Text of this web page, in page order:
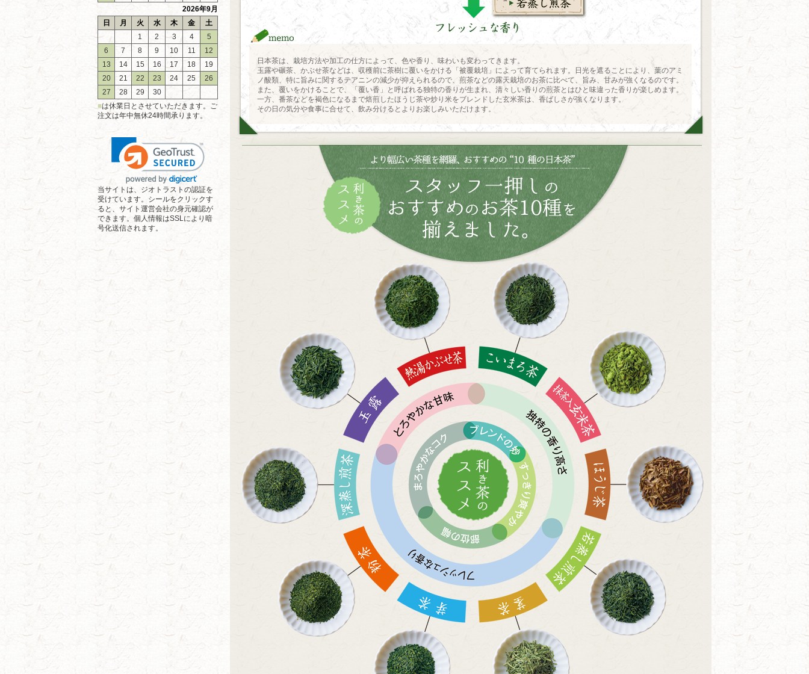
2026年9月
日
月 火 水 木 金
土
1
2 3 4
5
6
7 8 9 10 11
12
13
14 15 16 17 18
19
20
21 22 23 24 25
26
27
28 29
30
■は休業日とさせていただきます。ご
注文は年中無休24時間承ります。
当サイトは、ジオトラストの認証を
受けています。シールをクリックす
ると、サイト運営会社の身元確認が
できます。個人情報はSSLにより暗
号化送信されます。
日本茶は、栽培方法や加工の仕方によって、色や香り、味わいも変わってきます。
玉露や碾茶、かぶせ茶などは、収穫前に茶樹に覆いをかける「被覆栽培」によって育てられます。日光を遮ることにより、葉のアミ
ノ酸類、特に旨みに関するテアニンの減少が抑えられるので、煎茶などの露天栽培のお茶に比べて、旨み、甘みが強くなるのです。
また、覆いをかけることで、「覆い香」と呼ばれる独特の香りが生まれ、清々しい香りの煎茶とはひと味違った香りが楽しめます。
一方、番茶などを褐色になるまで焙煎したほうじ茶や炒り米をブレンドした玄米茶は、香ばしさが強くなります。
その日の気分や食事に合せて、飲み分けるとよりお楽しみいただけます。